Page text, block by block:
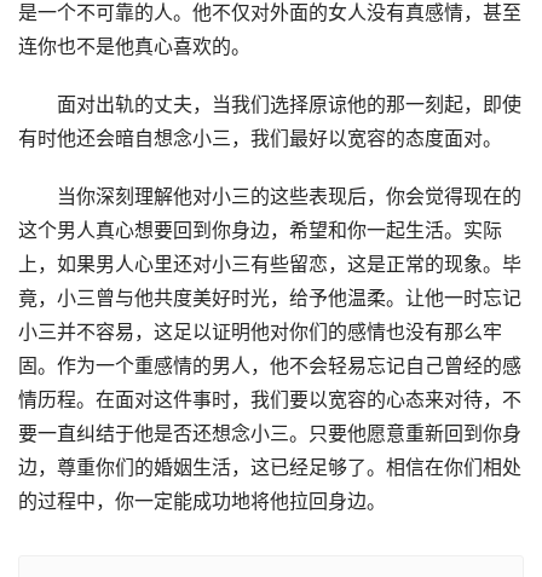
是一个不可靠的人。他不仅对外面的女人没有真感情，甚至
连你也不是他真心喜欢的。
面对出轨的丈夫，当我们选择原谅他的那一刻起，即使
有时他还会暗自想念小三，我们最好以宽容的态度面对。
当你深刻理解他对小三的这些表现后，你会觉得现在的
这个男人真心想要回到你身边，希望和你一起生活。实际
上，如果男人心里还对小三有些留恋，这是正常的现象。毕
竟，小三曾与他共度美好时光，给予他温柔。让他一时忘记
小三并不容易，这足以证明他对你们的感情也没有那么牢
固。作为一个重感情的男人，他不会轻易忘记自己曾经的感
情历程。在面对这件事时，我们要以宽容的心态来对待，不
要一直纠结于他是否还想念小三。只要他愿意重新回到你身
边，尊重你们的婚姻生活，这已经足够了。相信在你们相处
的过程中，你一定能成功地将他拉回身边。